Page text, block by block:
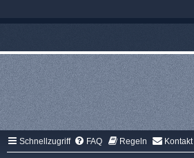
Schnellzugriff FAQ Regeln Kontakt